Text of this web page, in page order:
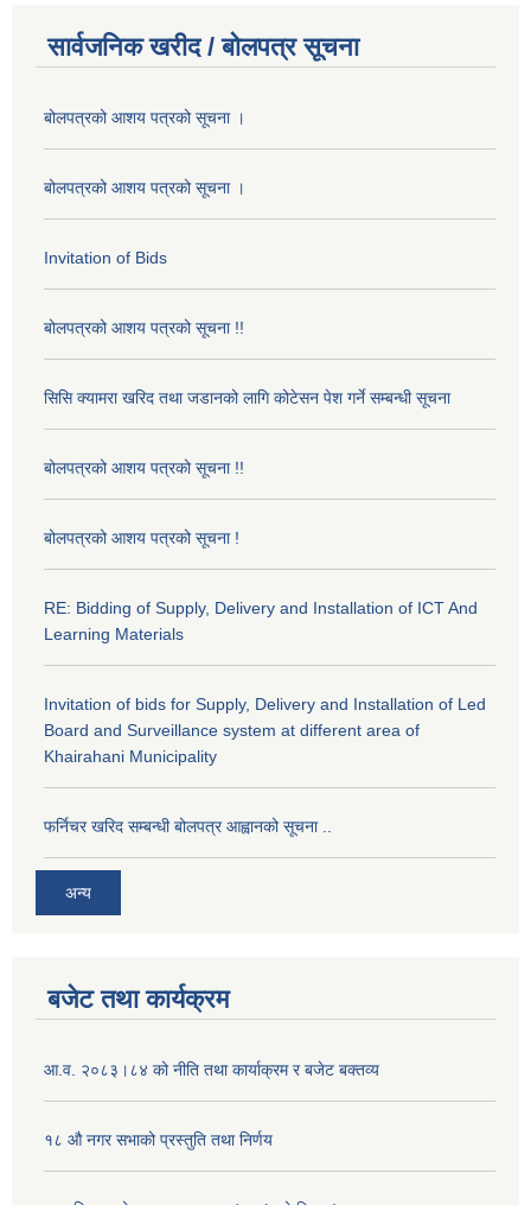
सार्वजनिक खरीद / बोलपत्र सूचना
बोलपत्रको आशय पत्रको सूचना ।
बोलपत्रको आशय पत्रको सूचना ।
Invitation of Bids
बोलपत्रको आशय पत्रको सूचना !!
सिसि क्यामरा खरिद तथा जडानको लागि कोटेसन पेश गर्ने सम्बन्धी सूचना
बोलपत्रको आशय पत्रको सूचना !!
बोलपत्रको आशय पत्रको सूचना !
RE: Bidding of Supply, Delivery and Installation of ICT And
Learning Materials
Invitation of bids for Supply, Delivery and Installation of Led
Board and Surveillance system at different area of
Khairahani Municipality
फर्निचर खरिद सम्बन्धी बोलपत्र आह्वानको सूचना ..
अन्य
बजेट तथा कार्यक्रम
आ.व. २०८३।८४ को नीति तथा कार्याक्रम र बजेट बक्तव्य
१८ औ नगर सभाको प्रस्तुति तथा निर्णय